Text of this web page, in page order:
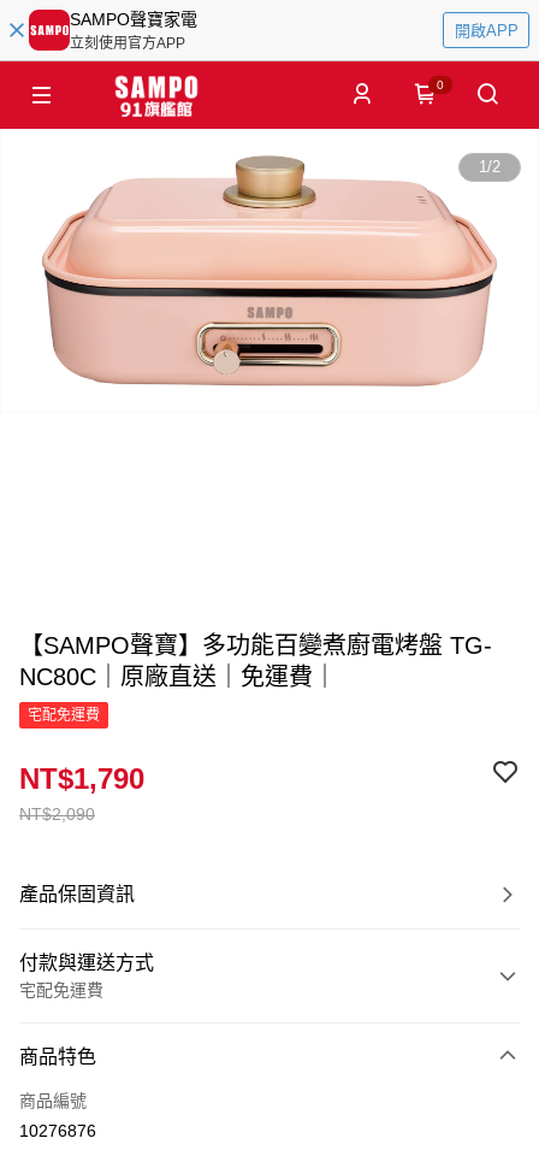
SAMPO聲寶家電
立刻使用官方APP
開啟APP
0
1/2
【SAMPO聲寶】多功能百變煮廚電烤盤 TG-
NC80C｜原廠直送｜免運費｜
宅配免運費
NT$2,090
NT$1,790
產品保固資訊
付款與運送方式
宅配免運費
信用卡一次付款
信用卡分期付款
商品特色
商品編號
10276876